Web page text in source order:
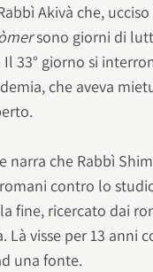
Akivà che,
sono giorni di
Il 33° giorno si
che aveva
narra che Rabbì
contro lo
fine, ricercato dai
Là visse per 13 anni
una fonte.